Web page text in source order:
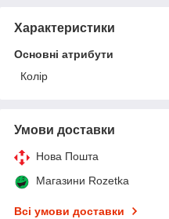
Характеристики
Основні атрибути
Колір
Умови доставки
Нова Пошта
Магазини Rozetka
Всі умови доставки